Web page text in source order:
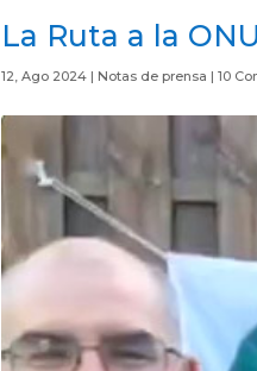
La Ruta a la
12, Ago 2024 | Notas de prensa |10